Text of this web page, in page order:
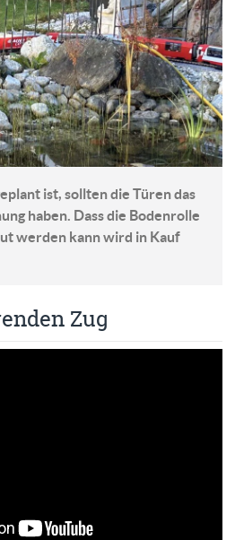
ist, sollten die Türen das
haben. Dass die Bodenrolle
werden kann wird in Kauf
Zug